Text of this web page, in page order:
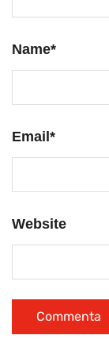
Name*
Email *
Website